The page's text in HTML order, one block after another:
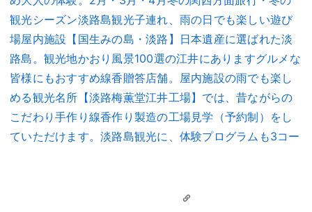
観光シーズン淡路島観光子連れ、雨の日でも楽しい遊び
場屋内施設【国生みの島・淡路】日本遺産に選ばれた淡
路島。観光地かおり風景100選の江井にありますグルメな
皆様にもおすすめ線香贈答店舗。屋内施設の雨でも楽し
める観光名所【淡路梅薫堂江井工場】では、昔ながらの
こだわり手作り線香作り製造の工場見学（予約制）をし
ていただけます。淡路島観光に、体験プログラムも3コー